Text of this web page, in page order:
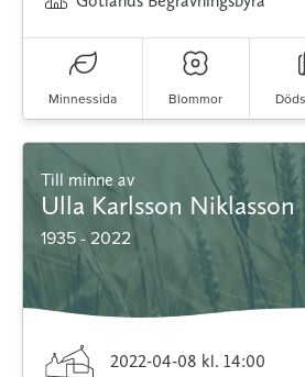
Minnessida Blommor
Till minne av
Ulla Karlsson Niklasson
1935 - 2022
2022-04-08 kl. 14:00